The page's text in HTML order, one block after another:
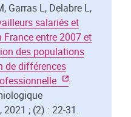
Garras L, Delabre L,
salariés et
France entre 2007 et
des populations
de différences
.
2021 ; (2) : 22-31.